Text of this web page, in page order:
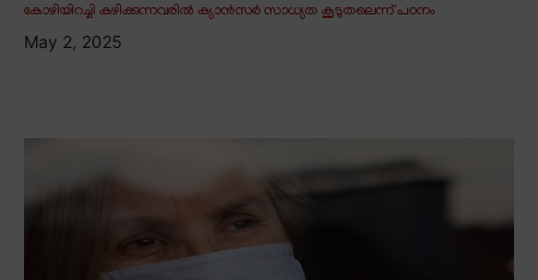
കോഴിയിറച്ചി കഴിക്കുന്നവരിൽ ക്യാൻസർ സാധ്യത കൂടുതലെന്ന് പഠനം
May 2, 2025